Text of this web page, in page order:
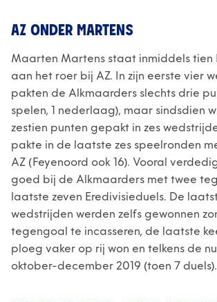
AZ ONDER MARTENS
Maarten Martens staat inmiddels tien
aan het roer bij AZ. In zijn eerste vier
pakten de Alkmaarders slechts drie
spelen, 1 nederlaag), maar sindsdien
zestien punten gepakt in zes
pakte in de laatste zes speelronden
AZ (Feyenoord ook 16). Vooral
goed bij de Alkmaarders met twee
laatste zeven Eredivisieduels. De
wedstrijden werden zelfs gewonnen
tegengoal te incasseren, de laatste
ploeg vaker op rij won en telkens de
oktober-december 2019 (toen 7 duels).